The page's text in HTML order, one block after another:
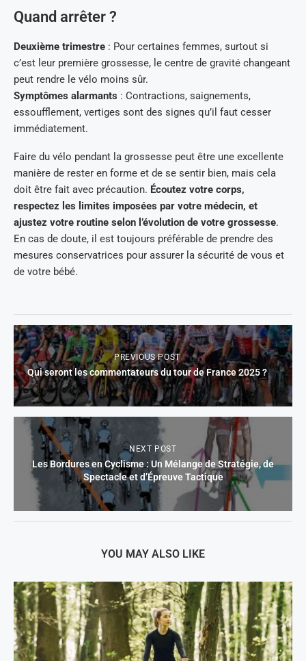
Quand arrêter ?
Deuxième trimestre : Pour certaines femmes, surtout si
c’est leur première grossesse, le centre de gravité changeant
peut rendre le vélo moins sûr.
Symptômes alarmants : Contractions, saignements,
essoufflement, vertiges sont des signes qu’il faut cesser
immédiatement.
Faire du vélo pendant la grossesse peut être une excellente
manière de rester en forme et de se sentir bien, mais cela
doit être fait avec précaution. Écoutez votre corps,
respectez les limites imposées par votre médecin, et
ajustez votre routine selon l’évolution de votre grossesse.
En cas de doute, il est toujours préférable de prendre des
mesures conservatrices pour assurer la sécurité de vous et
de votre bébé.
PREVIOUS POST
Qui seront les commentateurs du tour de France 2025 ?
NEXT POST
Les Bordures en Cyclisme : Un Mélange de Stratégie, de
Spectacle et d’Épreuve Tactique
YOU MAY ALSO LIKE